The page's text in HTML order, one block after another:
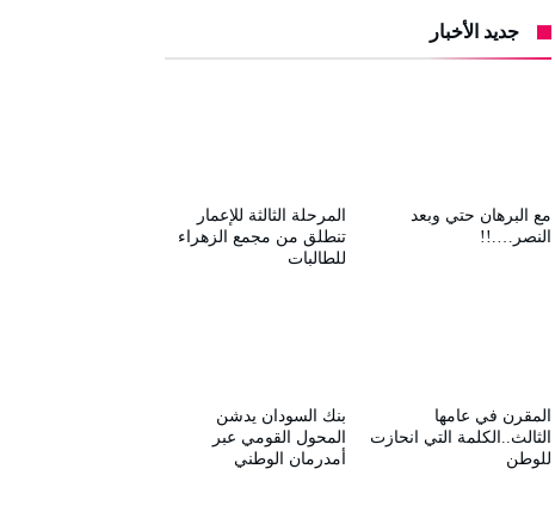
جديد الأخبار
المرحلة الثالثة للإعمار
تنطلق من مجمع الزهراء
للطالبات
مع البرهان حتي وبعد
النصر….!!
بنك السودان يدشن
المحول القومي عبر
أمدرمان الوطني
المقرن في عامها
الثالث..الكلمة التي انحازت
للوطن